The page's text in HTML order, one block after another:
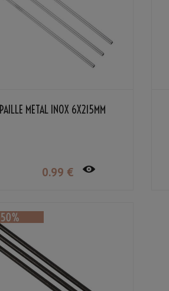
PAILLE MÉTAL INOX 6X215MM
0.99 €